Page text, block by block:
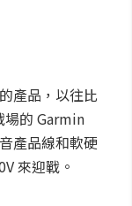
產品，以往比
場的 Garmin
產品線和軟硬
來迎戰。